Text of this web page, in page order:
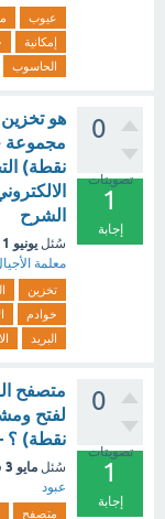
عيوب
إمكانية
الحاسوب
0
تصويتات
1
إجابة
هو
نقطة)
الشرح
سُئل يونيو 11
معلمة
تخزين
خوادم
البريد
0
تصويتات
1
إجابة
متصفح
نقطة) ؟
سُئل مايو 3
عبود
متصفح